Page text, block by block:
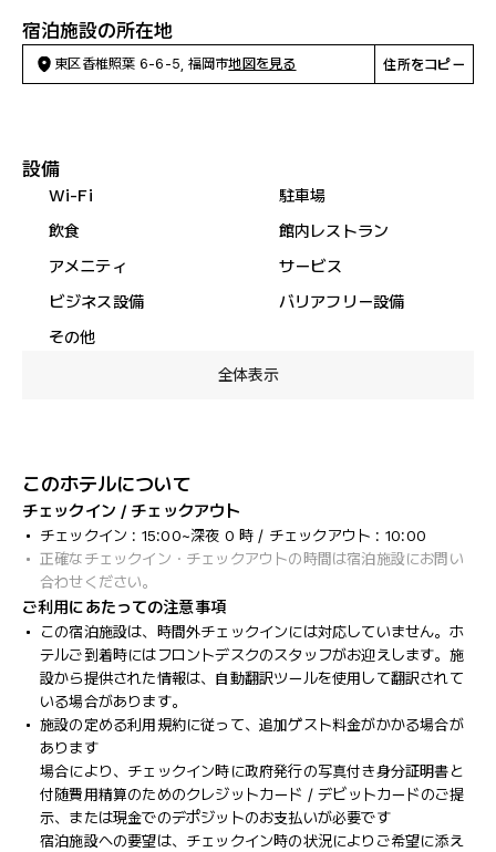
宿泊施設の所在地
東区香椎照葉 6-6-5, 福岡市地図を見る 住所をコピー
設備
Wi-Fi
駐車場
飲食
館内レストラン
アメニティ
サービス
ビジネス設備
バリアフリー設備
その他
全体表示
このホテルについて
チェックイン / チェックアウト
チェックイン : 15:00~深夜 0 時 / チェックアウト : 10:00
正確なチェックイン・チェックアウトの時間は宿泊施設にお問い
合わせください。
ご利用にあたっての注意事項
この宿泊施設は、時間外チェックインには対応していません。ホ
テルご到着時にはフロントデスクのスタッフがお迎えします。施
設から提供された情報は、自動翻訳ツールを使用して翻訳されて
いる場合があります。
施設の定める利用規約に従って、追加ゲスト料金がかかる場合が
あります
場合により、チェックイン時に政府発行の写真付き身分証明書と
付随費用精算のためのクレジットカード / デビットカードのご提
示、または現金でのデポジットのお支払いが必要です
宿泊施設への要望は、チェックイン時の状況によりご希望に添え